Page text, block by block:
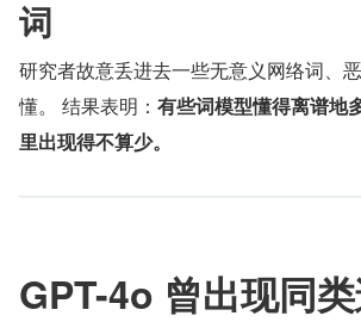
词
研究者故意丢进去一些无意义网络词、
懂。 结果表明： 有些词模型懂得离谱地
里出现得不算少。
GPT-4o 曾出现同